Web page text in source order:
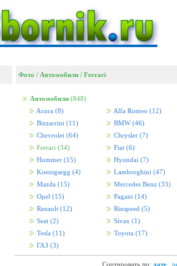
Фото / Автомобили / Ferrari
Автомобили (848)
Acura (8) Alfa Romeo (12)
Bizzarrini (11) BMW(46)
Chevrolet (64) Chrysler (7)
Ferrari (34) Fiat (6)
Hummer (15) Hyundai (7)
Koenigsegg (4) Lamborghini (47)
Mazda (15) Mercedes Benz (33)
Opel (15) Pagani (14)
Renault (12) Rinspeed (5)
Seat (2) Sivax (1)
Tesla (11) Toyota (17)
ГАЗ (3)
Сортировать по: дате